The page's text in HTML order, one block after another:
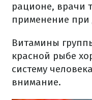
рационе, врачи
применение при
Витамины
красной рыбе
систему
внимание.